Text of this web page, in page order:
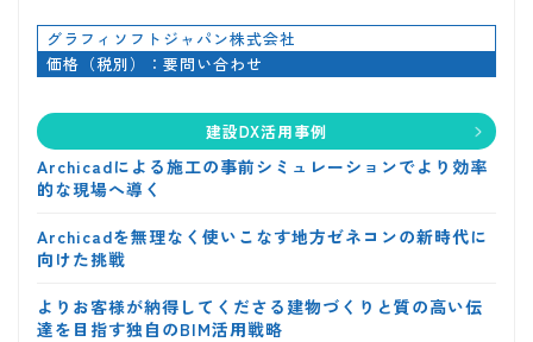
グラフィソフトジャパン株式会社
価格（税別）：要問い合わせ
建設DX活用事例
Archicadによる施工の事前シミュレーションでより効率
的な現場へ導く
Archicadを無理なく使いこなす地方ゼネコンの新時代に
向けた挑戦
よりお客様が納得してくださる建物づくりと質の高い伝
達を目指す独自のBIM活用戦略